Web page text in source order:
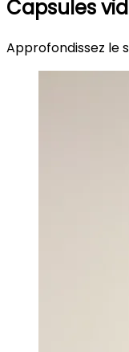
Capsules
Approfondissez le